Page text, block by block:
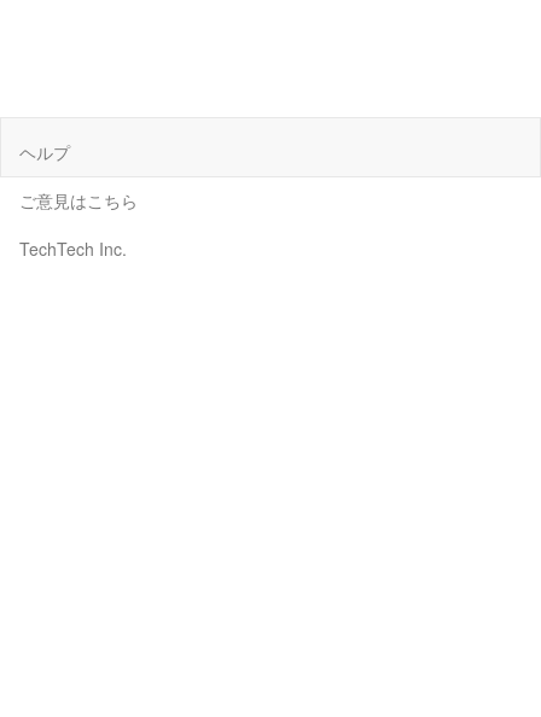
ヘルプ
ご意見はこちら
TechTech Inc.